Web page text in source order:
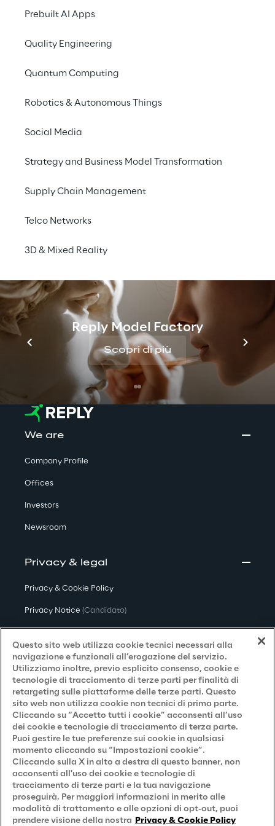
Prebuilt AI Apps
Quality Engineering
Quantum Computing
Robotics & Autonomous Things
Social Media
Strategy and Business Model Transformation
Supply Chain Management
Telco Networks
3D & Mixed Reality
Reply Model Factory
Scopri di più
altretecnologie digitali
settoriali, per la realizzazione di nuovi
consultare l’agenda.
No contents here.
We are
Company Profile
Offices
Investors
Newsroom
Privacy & legal
Privacy & Cookie Policy
Privacy Notice (Candidato)
Privacy Notice(Fornitore)
Privacy Notice (Marketing)
Accessibilità
Careers
Contacts
Questo sito web utilizza cookie tecnici necessari alla
navigazione e funzionali all’erogazione del servizio.
Utilizziamo inoltre, previo esplicito consenso, cookie e
tecnologie di tracciamento di terze parti per finalità di
retargeting sulle piattaforme delle terze parti. Questo
sito web non utilizza cookie non tecnici di prima parte.
Cliccando su “Accetto tutti i cookie” acconsenti all’uso
dei cookie e tecnologie di tracciamento di terza parte.
Puoi gestire le tue preferenze sui cookie in qualsiasi
momento cliccando su “Impostazioni cookie”.
Cliccando sulla X in alto a destra di questo banner, non
acconsenti all'uso dei cookie e tecnologie di
tracciamento di terze parti e la tua navigazione
proseguirà. Per maggiori informazioni in merito alle
modalità di trattamento e alle opzioni di opt-out, puoi
prendere visione della nostra Privacy & Cookie Policy